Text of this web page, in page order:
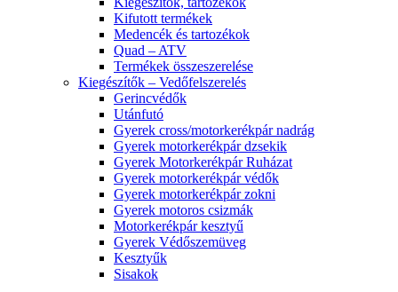
Kifutott termékek
Medencék és tartozékok
Quad – ATV
Termékek összeszerelése
Kiegészítők – Vedőfelszerelés
Gerincvédők
Utánfutó
Gyerek cross/motorkerékpár nadrág
Gyerek motorkerékpár dzsekik
Gyerek Motorkerékpár Ruházat
Gyerek motorkerékpár védők
Gyerek motorkerékpár zokni
Gyerek motoros csizmák
Motorkerékpár kesztyű
Gyerek Védőszemüveg
Kesztyűk
Sisakok